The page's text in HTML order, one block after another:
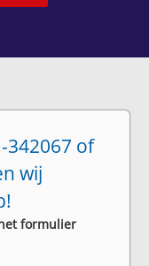
342067 of
wij
formulier